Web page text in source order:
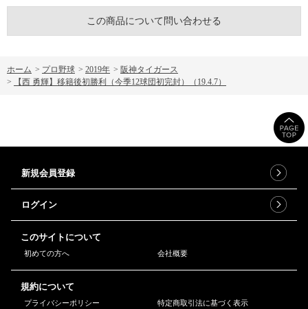
この商品について問い合わせる
ホーム > プロ野球 > 2019年 > 阪神タイガース
>
【西 勇輝】移籍後初勝利（今季12球団初完封）（19.4.7）
新規会員登録
ログイン
このサイトについて
初めての方へ 会社概要
規約について
プライバシーポリシー 特定商取引法に基づく表示